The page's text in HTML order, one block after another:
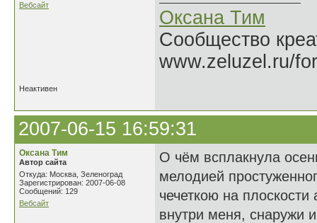
Вебсайт
Оксана Тим
Сообщество
www.zeluzel.ru/
Неактивен
2007-06-15 16:59:31
Оксана Тим
Автор сайта
Откуда: Москва, Зеленоград
Зарегистрирован: 2007-06-08
Сообщений: 129
Вебсайт
О чём всплакнула
мелодией
чечеткою на плоскости
внутри меня, снаружи